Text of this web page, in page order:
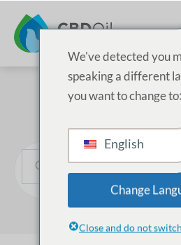
We've detected you
speaking a different
you want to change to:
English
Change
Close and do not